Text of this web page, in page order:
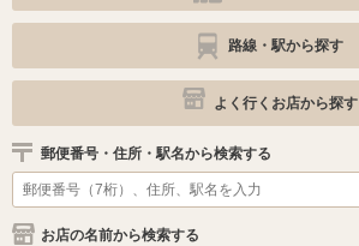
路線・駅から探す
よく行くお店から探す
郵便番号・住所・駅名から検索する
お店の名前から検索する